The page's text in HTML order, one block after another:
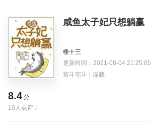
咸鱼太子妃只想躺赢
楼十三
更新时间：2021-08-04 21:25:05
宫斗宅斗 | 连载
8.4 分
10人点评